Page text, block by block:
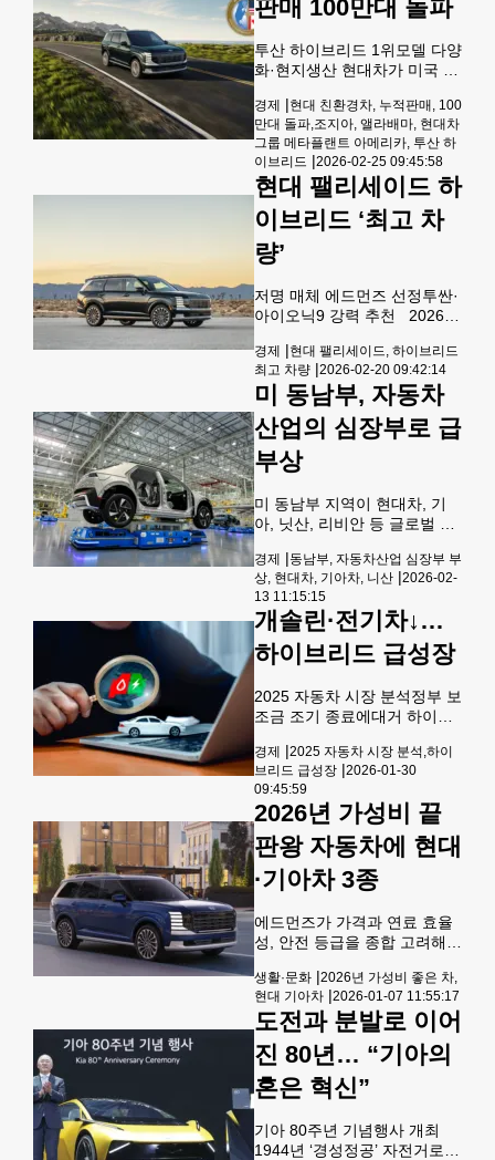
표하는 주요 자동차 생산 거점
캠프(오른쪽에서 4번째) 조지
아 주지사와 기아 미국법인 윤
승규 사장(두 번째)이 관계자
들과 자리를 함께 했다. [기아
제공]
판매 100만대 돌파
투산 하이브리드 1위모델 다양
화·현지생산 현대차가 미국 시
100만대를 달성했다고 24일
밝혔다. 현대차는 2011년 미국
시장에서 쏘나타 하이브리드
판매를 시작한 이래 지난 1월
까지 하이브리드차와 전기차,
수소차를 포함한 친환경차를
총 101만4,943대를 판 것으로
나타났다. 현대차의 미국 판매
량에서 친환경차가 차지하는
비중도 22.4%로 20%를 처음
으로 넘었다. 지난해에도 25만
9,419대로 연간 최다 판매량을
기록하며 친환경차 판매 비중
을 26.4%까지 끌어올렸다. 현
대차가 미국에서 판
경제 |현대 친환경차, 누적판매, 100
만대 돌파,조지아, 앨라배마, 현대차
그룹 메타플랜트 아메리카, 투산 하
이브리드 |2026-02-25 09:45:58
현대 팰리세이드 하
이브리드 ‘최고 차
량’
저명 매체 에드먼즈 선정투싼·
아이오닉9 강력 추천 2026
(HEV)가 저명한 자동차 매체
‘에드먼즈’의 최고 영예인
‘2026 에드먼즈 Top Rated
Best of the Best Award’를 수
상했다. 에드먼즈는 시장에 출
시된 모든 신차를 대상으로 실
제 주행 테스트 진행 후,각 부
문별 베스트 모델을 선정했다.
이중 완전히 새로워진 3열 하
이브리드 SUV인 팰리세이드
는 성능과 안전, 디자인 혁신,
가성비 등에서 최종 수상의 영
예를 안았다. 또한 현대 팰리세
이드 하이브리드의 최고상
경제 |현대 팰리세이드, 하이브리드
최고 차량 |2026-02-20 09:42:14
미 동남부, 자동차
산업의 심장부로 급
부상
미 동남부 지역이 현대차, 기
아, 닛산, 리비안 등 글로벌 완
점으로 급부상하고 있다. 특히
조지아주는 현대차 메타플랜
트(HMGMA) 가동과 리비안 공
장 건설로 최대 수혜지로 주목
받는다. 주 정부의 인센티브와
우수한 교통망, 숙련된 노동력
어지고 있으며, 이는 고임금 일
자리 창출과 부품 공급망 확충
등 강력한 경제적 파급효과로
이어지고 있다.
경제 |동남부, 자동차산업 심장부 부
상, 현대차, 기아차, 니산 |2026-02-
13 11:15:15
개솔린·전기차↓…
하이브리드 급성장
2025 자동차 시장 분석정부 보
조금 조기 종료에대거 하이브
동력차 시장이 보조금 조기 종
료와 연비규제 완화 등 정책변
화 여파로 전년 대비 역성장한
것으로 나타났다. 한국자동차
모빌리티산업협회(KAMA)는
이같은 내용의 ‘2025년 미 전
기동력차 시장분석’ 보고서를
29일 발표했다. 전기동력차에
는 순수전기차(BEV)와 플러그
인하이브리드차(PHEV), 수소
전기차(FCEV)가 포함된다. 보
고서에 따르면 작년 미국 전기
동력차 시장에서는 총 152만
2,042대가 판매돼 전년보다
2.6% 감소했다.
경제 |2025 자동차 시장 분석,하이
브리드 급성장 |2026-01-30
09:45:59
2026년 가성비 끝
판왕 자동차에 현대
·기아차 3종
에드먼즈가 가격과 연료 효율
성, 안전 등급을 종합 고려해
종에 현대차 코나, 팰리세이드
와 기아 스포티지 하이브리드
가 이름을 올렸다. 혼다 시빅과
토요타 캠리도 포함된 이번 리
스트는 고물가 시대에 합리적
인 차량 구매를 원하는 소비자
들에게 실질적인 가이드를 제
공할 것으로 기대된다.
생활·문화 |2026년 가성비 좋은 차,
현대 기아차 |2026-01-07 11:55:17
도전과 분발로 이어
진 80년… “기아의
혼은 혁신”
기아 80주년 기념행사 개최
1944년 ‘경성정공’ 자전거로